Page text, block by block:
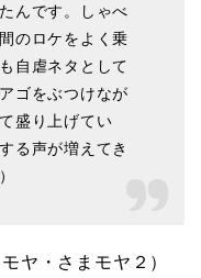
んです。しゃべ
のロケをよく乗
自虐ネタとして
ゴをぶつけなが
盛り上げてい
る声が増えてき
ヤ・さまモヤ２）